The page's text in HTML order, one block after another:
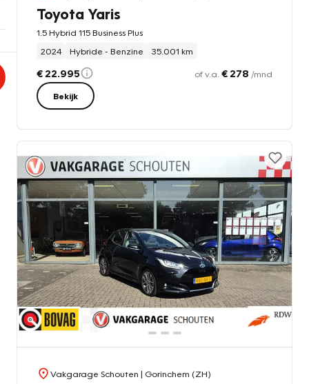
Toyota Yaris
1.5 Hybrid 115 Business Plus
2024
Hybride - Benzine 35.001 km
€ 22.995 of v.a. € 278 /mnd
Bekijk
Vakgarage Schouten | Gorinchem (ZH)